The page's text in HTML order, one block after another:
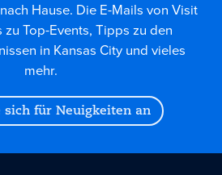
Hause. Die E-Mails von Visit
zu Top-Events, Tipps zu den
in Kansas City und vieles
mehr.
sich für Neuigkeiten an